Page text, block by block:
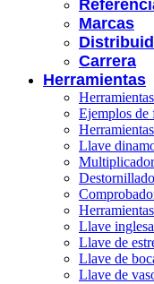
Marcas
Carrera
Herramientas
Ejemplos de
Llave
Llave inglesa
Llave de
Llave de
Llave de